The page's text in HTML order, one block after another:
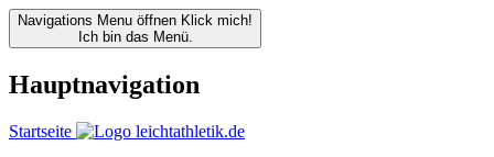
Navigations Menu öffnen Klick mich!
Ich bin das Menü.
Hauptnavigation
Startseite